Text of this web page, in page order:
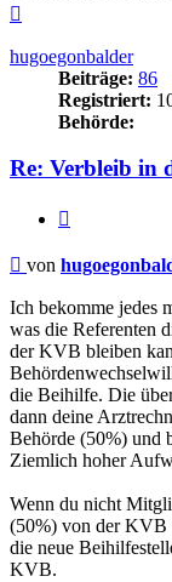
hugoegonbalder
Beiträge: 86
Registriert:
Behörde:
Re: Verbleib in
Beitrag
von
Ich bekomme jedes
was die Referenten
der KVB bleiben
die Beihilfe. Die
dann deine
Behörde (50%) und
Ziemlich hoher
Wenn du nicht
(50%) von der KVB
die neue
KVB.